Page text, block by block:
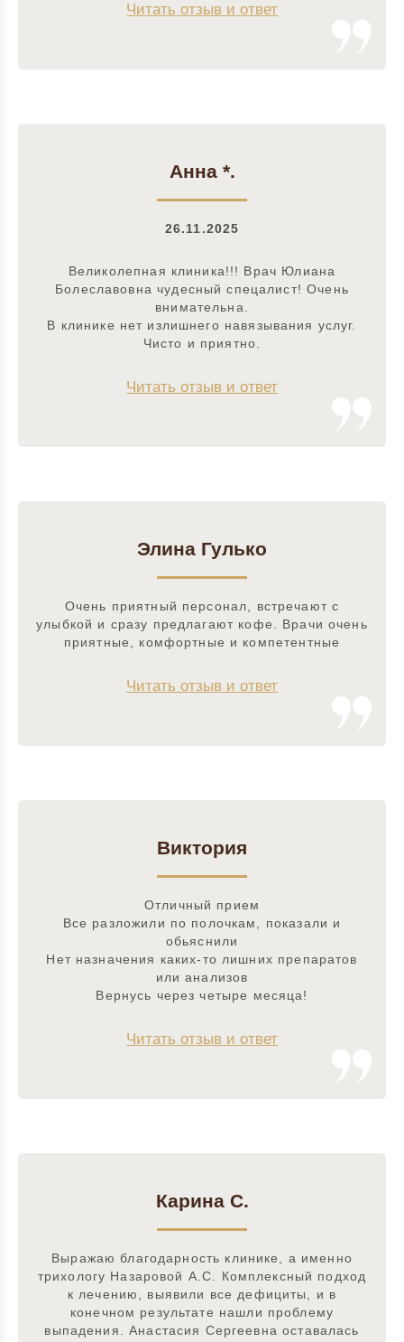
Читать отзыв и ответ
Анна *.
26.11.2025
Великолепная клиника!!! Врач Юлиана
Болеславовна чудесный спецалист! Очень
внимательна.
В клинике нет излишнего навязывания услуг.
Чисто и приятно.
Читать отзыв и ответ
Элина Гулько
Очень приятный персонал, встречают с
улыбкой и сразу предлагают кофе. Врачи очень
приятные, комфортные и компетентные
Читать отзыв и ответ
Виктория
Отличный прием
Все разложили по полочкам, показали и
обьяснили
Нет назначения каких-то лишних препаратов
или анализов
Вернусь через четыре месяца!
Читать отзыв и ответ
Карина С.
Выражаю благодарность клинике, а именно
трихологу Назаровой А.С. Комплексный подход
к лечению, выявили все дефициты, и в
конечном результате нашли проблему
выпадения. Анастасия Сергеевна оставалась